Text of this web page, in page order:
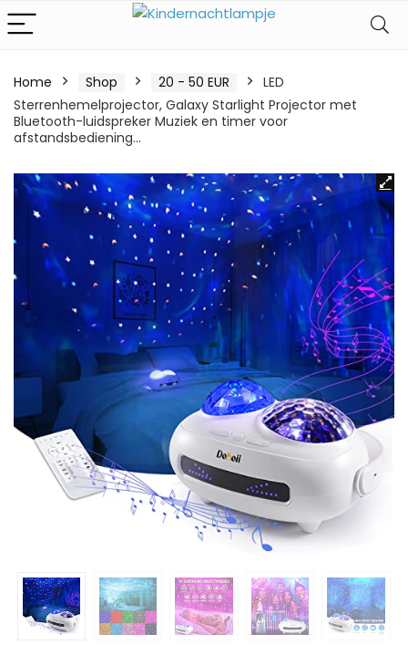
Home Shop 20 - 50 EUR
LED
Sterrenhemelprojector, Galaxy Starlight Projector met
Bluetooth-luidspreker Muziek en timer voor
afstandsbediening…